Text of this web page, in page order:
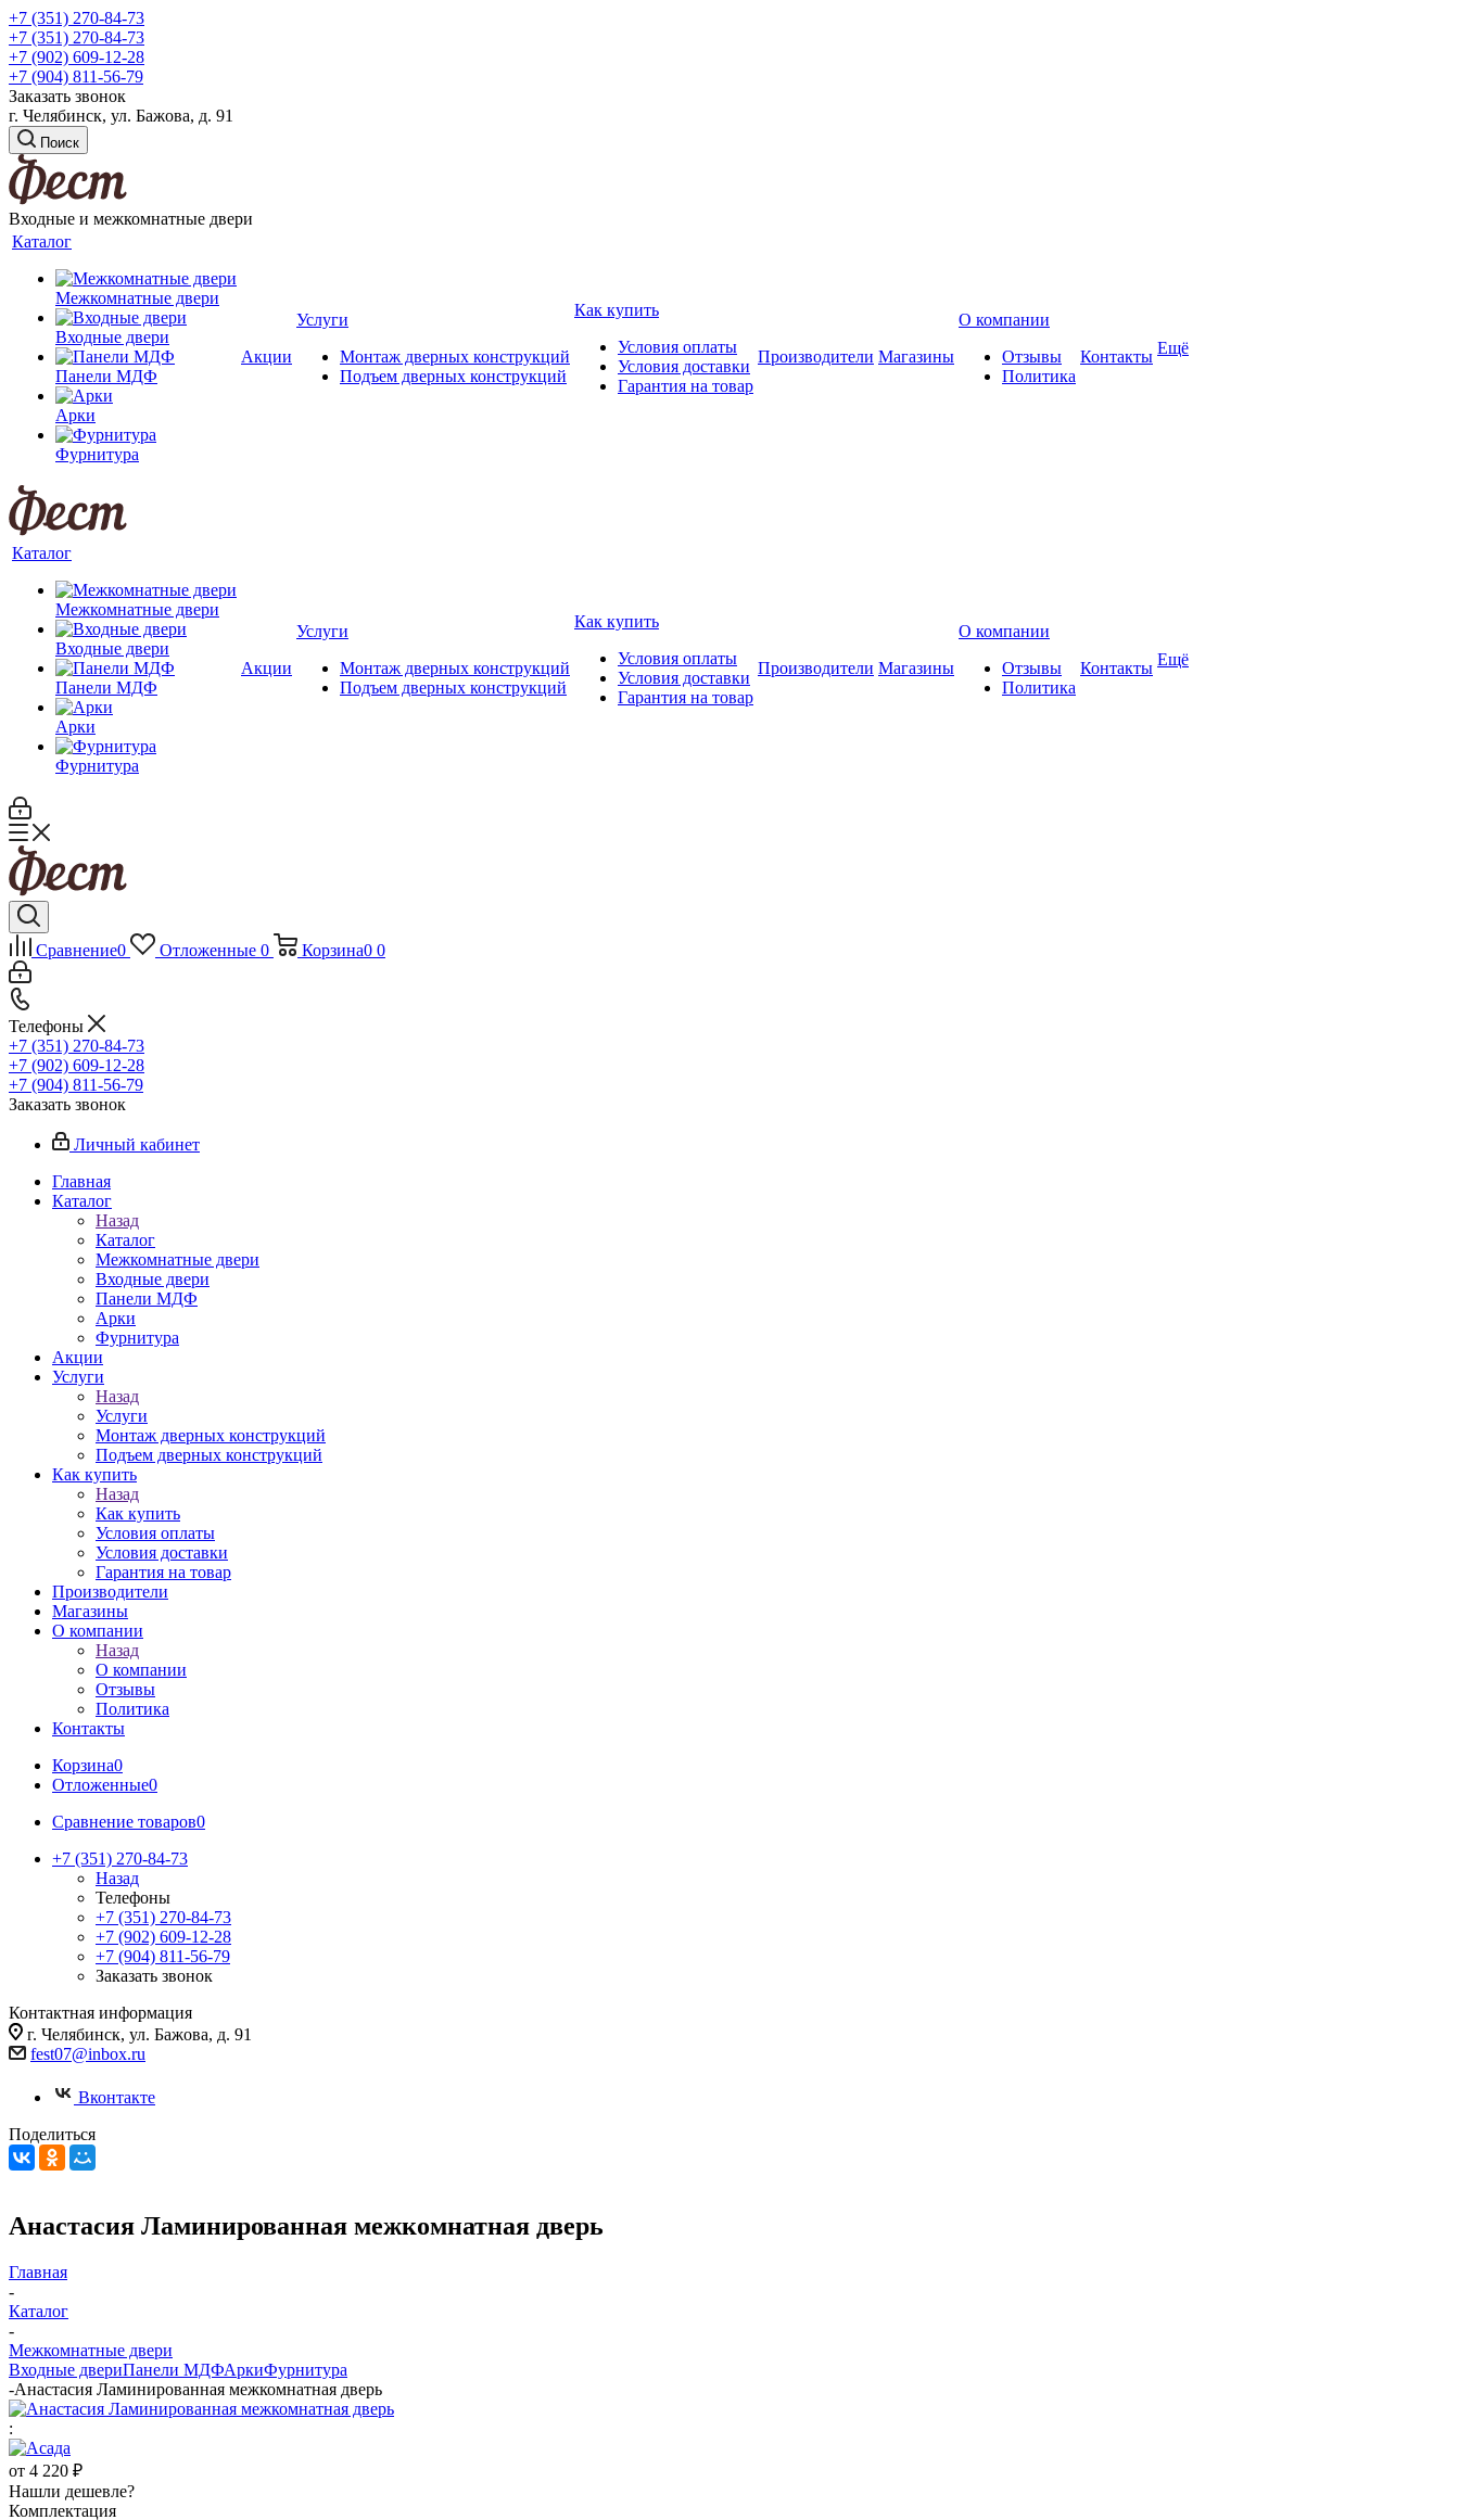
+7 (351) 270-84-73
+7 (351) 270-84-73
+7 (902) 609-12-28
+7 (904) 811-56-79
Заказать звонок
г. Челябинск, ул. Бажова, д. 91
Поиск
Входные и межкомнатные двери
Каталог
Межкомнатные двери
Входные двери
Панели МДФ
Арки
Фурнитура
Акции
Услуги
Монтаж дверных конструкций
Подъем дверных конструкций
Как купить
Условия оплаты
Условия доставки
Гарантия на товар
Производители Магазины
О компании
Отзывы
Политика
Контакты Ещё
Каталог
Межкомнатные двери
Входные двери
Панели МДФ
Арки
Фурнитура
Акции
Услуги
Монтаж дверных конструкций
Подъем дверных конструкций
Как купить
Условия оплаты
Условия доставки
Гарантия на товар
Производители Магазины
О компании
Отзывы
Политика
Контакты Ещё
Сравнение0 Отложенные 0 Корзина0 0
Телефоны
+7 (351) 270-84-73
+7 (902) 609-12-28
+7 (904) 811-56-79
Заказать звонок
Личный кабинет
Главная
Каталог
Назад
Каталог
Межкомнатные двери
Входные двери
Панели МДФ
Арки
Фурнитура
Акции
Услуги
Назад
Услуги
Монтаж дверных конструкций
Подъем дверных конструкций
Как купить
Назад
Как купить
Условия оплаты
Условия доставки
Гарантия на товар
Производители
Магазины
О компании
Назад
О компании
Отзывы
Политика
Контакты
Корзина0
Отложенные0
Сравнение товаров0
+7 (351) 270-84-73
Назад
Телефоны
+7 (351) 270-84-73
+7 (902) 609-12-28
+7 (904) 811-56-79
Заказать звонок
Контактная информация
г. Челябинск, ул. Бажова, д. 91
fest07@inbox.ru
Вконтакте
Поделиться
Анастасия Ламинированная межкомнатная дверь
Главная
-
Каталог
-
Межкомнатные двери
Входные двериПанели МДФАркиФурнитура
-Анастасия Ламинированная межкомнатная дверь
:
от 4 220 ₽
Нашли дешевле?
Комплектация